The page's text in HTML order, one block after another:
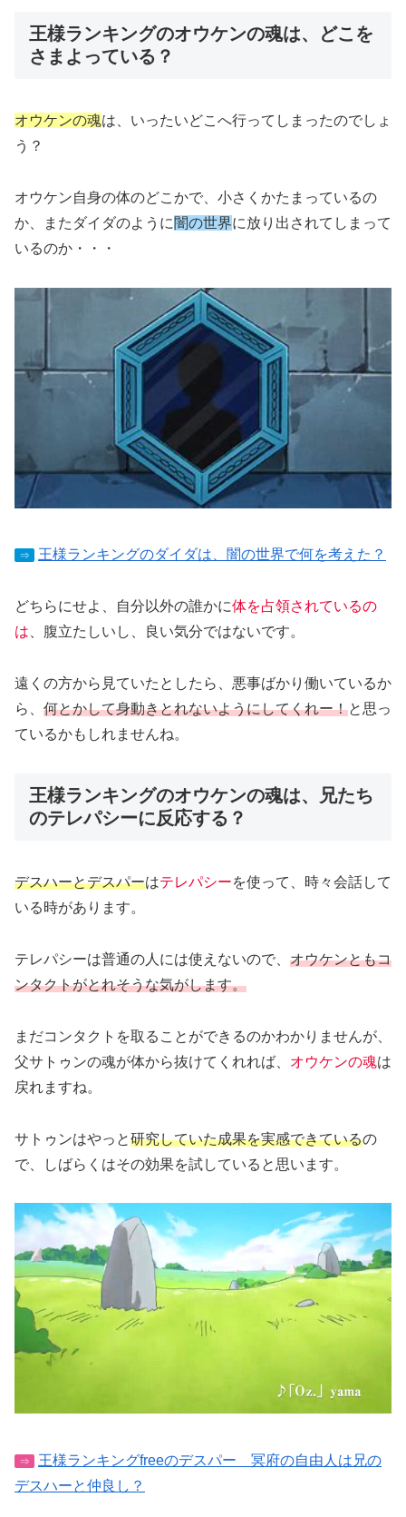
王様ランキングのオウケンの魂は、どこを
さまよっている？
オウケンの魂は、いったいどこへ行ってしまったのでしょ
う？
オウケン自身の体のどこかで、小さくかたまっているの
か、またダイダのように闇の世界に放り出されてしまって
いるのか・・・
⇒ 王様ランキングのダイダは、闇の世界で何を考えた？
どちらにせよ、自分以外の誰かに体を占領されているの
は 、腹立たしいし、良い気分ではないです。
遠くの方から見ていたとしたら、悪事ばかり働いているか
ら、 何とかして身動きとれないようにしてくれー！と思っ
ているかもしれませんね。
王様ランキングのオウケンの魂は、兄たち
のテレパシーに反応する？
デスハーとデスパーはテレパシーを使って、時々会話して
いる時があります。
テレパシーは普通の人には使えないので、 オウケンともコ
ンタクトがとれそうな気がします。
まだコンタクトを取ることができるのかわかりませんが、
父サトゥンの魂が体から抜けてくれれば、 オウケンの魂は
戻れますね。
サトゥンはやっと研究していた成果を実感できているの
で、しばらくはその効果を試していると思います。
⇒
王様ランキングfreeのデスパー 冥府の自由人は兄の
デスハーと仲良し？